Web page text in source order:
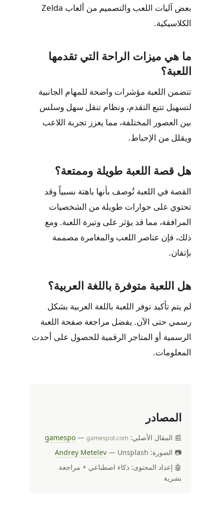
بعض آليات اللعب والتصميم من ألعاب Zelda
الكلاسيكية.
ما هي ميزات الراحة التي تقدمها
اللعبة؟
تتضمن اللعبة مؤشرات واضحة للمهام الجانبية
لتسهيل تتبع التقدم، ونظام تنقل سهل وسلس
بين العصور المختلفة، مما يعزز تجربة اللاعب
ويقلل من الإحباط.
هل قصة اللعبة طويلة وممتعة؟
القصة في اللعبة تُوصف بأنها باهتة نسبياً وقد
تحتوي على حوارات طويلة من الشخصيات
المرافقة، مما قد يؤثر على وتيرة اللعبة. ومع
ذلك، فإن عناصر اللعب والمغامرة مصممة
بإتقان.
هل اللعبة متوفرة باللغة العربية؟
لم يتم تأكيد توفر اللعبة باللغة العربية بشكل
رسمي حتى الآن. يفضل مراجعة صفحة اللعبة
الرسمية أو المتاجر الرقمية للحصول على أحدث
المعلومات.
المصادر
📰 المقال الأصلي: gamespo — gamespot.com
📷 الصورة: Andrey Metelev — Unsplash
🤖 إعداد المحتوى: ذكاء اصطناعي + مراجعة
بشرية